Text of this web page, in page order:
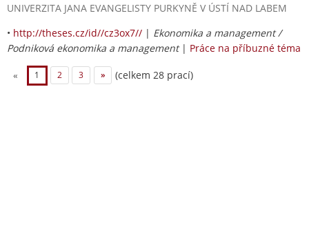
UNIVERZITA JANA EVANGELISTY PURKYNĚ V ÚSTÍ NAD LABEM
• http://theses.cz/id//cz3ox7// | Ekonomika a management /
Podniková ekonomika a management| Práce na příbuzné téma
« 1 2 3 » (celkem 28 prací)